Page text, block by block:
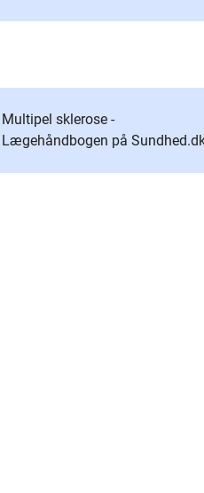
Multipel sklerose -
Lægehåndbogen på